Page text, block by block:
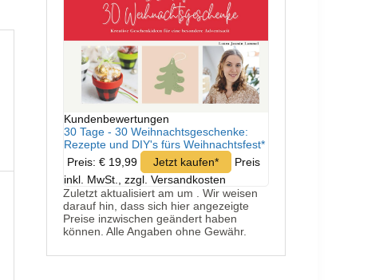
Kundenbewertungen
30 Tage - 30 Weihnachtsgeschenke:
Rezepte und DIY's fürs Weihnachtsfest*
Preis: € 19,99
Jetzt kaufen*
Preis
inkl. MwSt., zzgl. Versandkosten
Zuletzt aktualisiert am um . Wir weisen
darauf hin, dass sich hier angezeigte
Preise inzwischen geändert haben
können. Alle Angaben ohne Gewähr.